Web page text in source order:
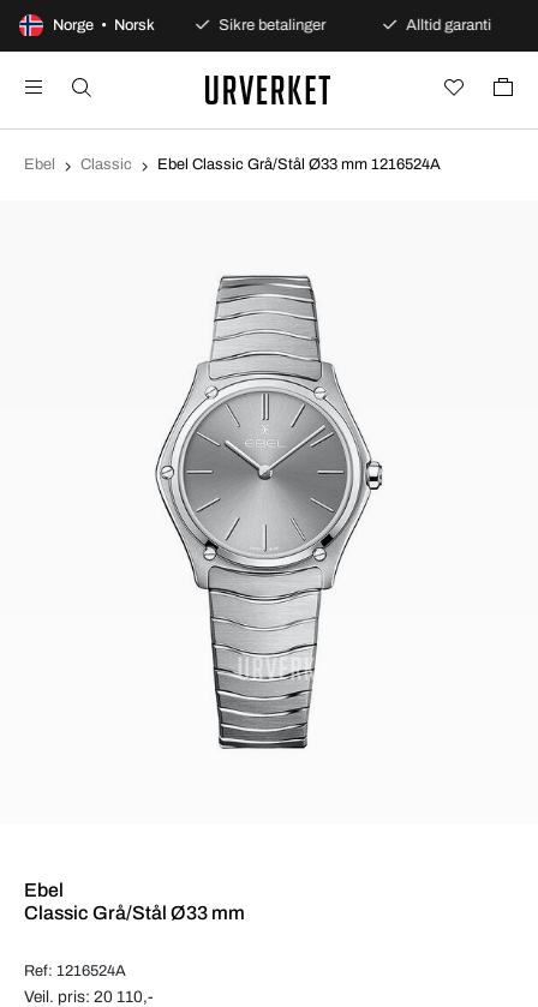
Norge • Norsk
dagers åpent kjøp Sikre betalinger Alltid garanti
Ebel Classic Ebel Classic Grå/Stål Ø33 mm 1216524A
Ebel
Classic Grå/Stål Ø33 mm
Ref: 1216524A
Veil. pris: 20 110,-